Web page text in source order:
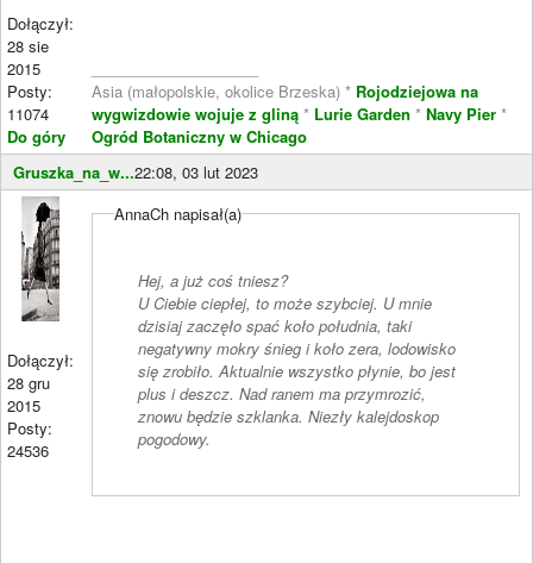
Dołączył:
28 sie
2015
Posty:
11074
Do góry
Asia (małopolskie, okolice Brzeska) * Rojodziejowa na
wygwizdowie wojuje z gliną * Lurie Garden * Navy Pier *
Ogród Botaniczny w Chicago
Gruszka_na_w...22:08, 03 lut 2023
Dołączył:
28 gru
2015
Posty:
24536
AnnaCh napisał(a)
Hej, a już coś tniesz?
U Ciebie ciepłej, to może szybciej. U mnie
dzisiaj zaczęło spać koło południa, taki
negatywny mokry śnieg i koło zera, lodowisko
się zrobiło. Aktualnie wszystko płynie, bo jest
plus i deszcz. Nad ranem ma przymrozić,
znowu będzie szklanka. Niezły kalejdoskop
pogodowy.